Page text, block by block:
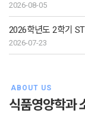
2026-08-05
2026학년도 2학기
2026-07-23
ABOUT US
식품영양학과